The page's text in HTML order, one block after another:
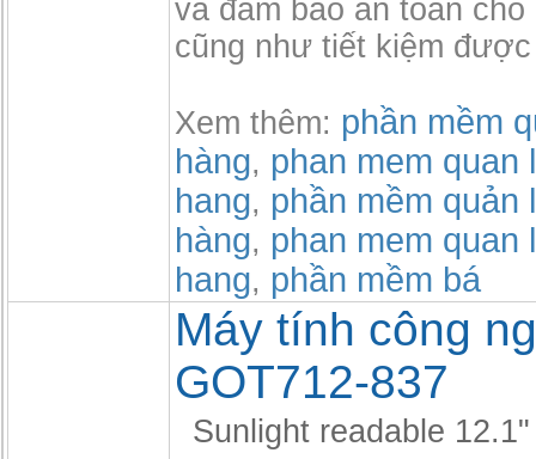
và đảm bảo an toàn
cũng như tiết kiệm
Xem thêm: phần mềm
hàng, phan mem quan
hang, phần mềm quản
hàng, phan mem quan
hang, phần mềm bá
Máy tính công
GOT712-837
Sunlight readable